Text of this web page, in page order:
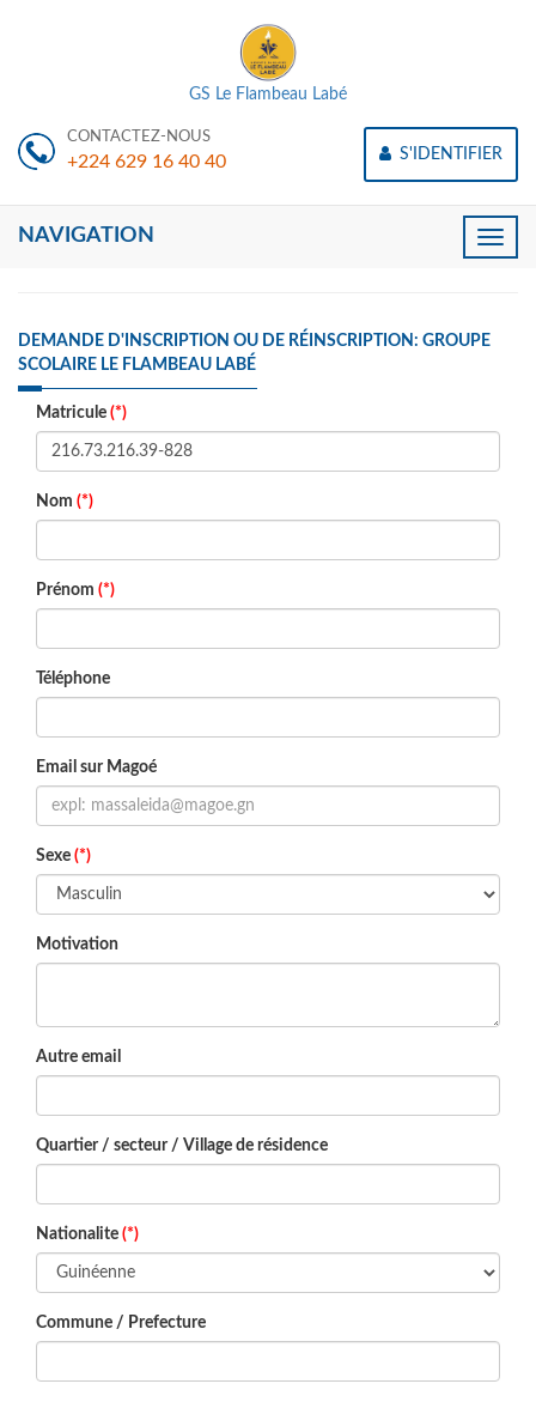
GS Le Flambeau Labé
CONTACTEZ-NOUS
+224 629 16 40 40 S'IDENTIFIER
Toggle
NAVIGATION
DEMANDE D'INSCRIPTION OU DE RÉINSCRIPTION: GROUPE
SCOLAIRE LE FLAMBEAU LABÉ
Matricule (*)
Nom (*)
Prénom (*)
Téléphone
Email sur Magoé
Sexe (*)
Motivation
Autre email
Quartier / secteur / Village de résidence
Nationalite (*)
Commune / Prefecture